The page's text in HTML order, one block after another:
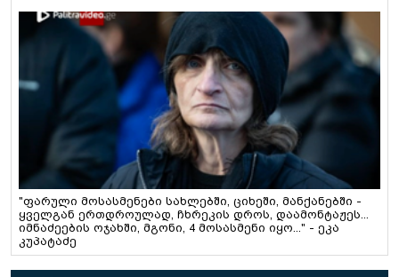
"ფარული მოსასმენები სახლებში, ციხეში, მანქანებში -
ყველგან ერთდროულად, ჩხრეკის დროს, დაამონტაჟეს...
იმნაძეების ოჯახში, მგონი, 4 მოსასმენი იყო..." - ეკა
კუპატაძე